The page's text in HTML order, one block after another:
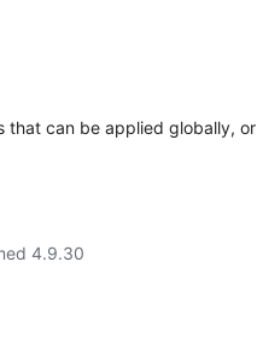
that can be applied globally, or
4.9.30